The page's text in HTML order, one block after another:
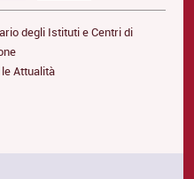
degli Istituti e Centri di
Attualità